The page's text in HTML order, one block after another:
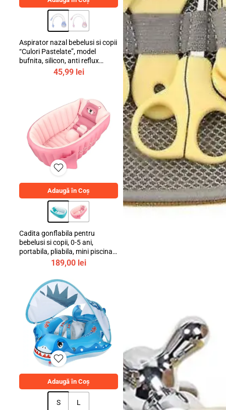
Aspirator nazal bebelusi si copii
“Culori Pastelate”, model
bufnita, silicon, anti reflux
45,99 lei
Adaugă în Coș
Cadita gonflabila pentru
bebelusi si copii, 0-5 ani,
portabila, pliabila, mini piscina
de calatorie, bebeLOGIC™
189,00 lei
Adaugă în Coș
S L
Igienă și Sănătate